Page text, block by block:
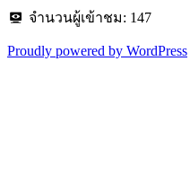
จำนวนผู้เข้าชม: 147
Proudly powered by WordPress